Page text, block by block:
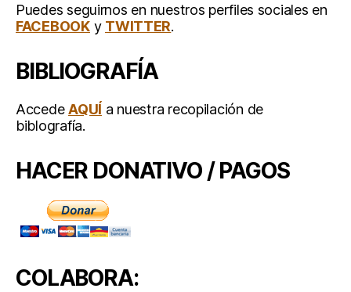
Puedes seguirnos en nuestros perfiles sociales en
FACEBOOKy TWITTER.
BIBLIOGRAFÍA
AccedeAQUÍ a nuestra recopilación de
biblografía.
HACER DONATIVO / PAGOS
COLABORA: